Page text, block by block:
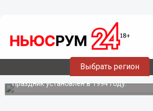
Выбрать регион
Международный день
озонового слоя отмечается
Праздник установлен в 1994 году.